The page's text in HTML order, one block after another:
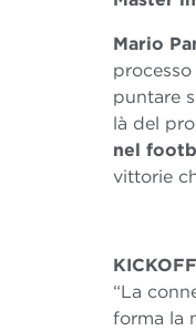
Mario
puntare
là del
nel
vittorie
KICKOFF
“La
forma la